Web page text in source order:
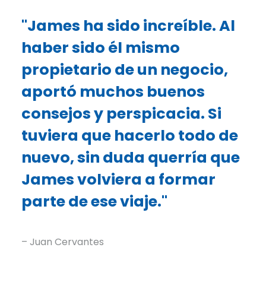
"James ha sido increíble. Al
haber sido él mismo
propietario de un negocio,
aportó muchos buenos
consejos y perspicacia. Si
tuviera que hacerlo todo de
nuevo, sin duda querría que
James volviera a formar
parte de ese viaje."
– Juan Cervantes